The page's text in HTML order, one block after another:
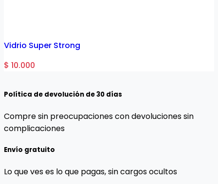
Vidrio Super Strong
$ 10.000
Política de devolución de 30 días
Compre sin preocupaciones con devoluciones sin
complicaciones
Envío gratuito
Lo que ves es lo que pagas, sin cargos ocultos